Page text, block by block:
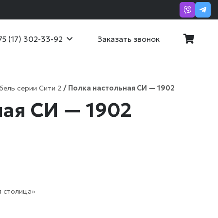
(17) 302-33-92 Заказать звонок
серии Сити 2 / Полка настольная СИ — 1902
СИ — 1902